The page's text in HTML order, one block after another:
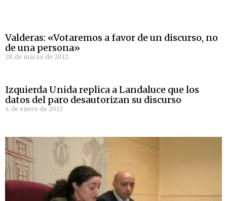
Valderas: «Votaremos a favor de un discurso, no
de una persona»
28 de marzo de 2012
Izquierda Unida replica a Landaluce que los
datos del paro desautorizan su discurso
4 de enero de 2012